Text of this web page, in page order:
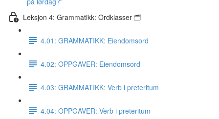
Leksjon 4: Grammatikk: Ordklasser 🗂
4.01: GRAMMATIKK: Eiendomsord
4.02: OPPGAVER: Eiendomsord
4.03: GRAMMATIKK: Verb i preteritum
4.04: OPPGAVER: Verb i preteritum